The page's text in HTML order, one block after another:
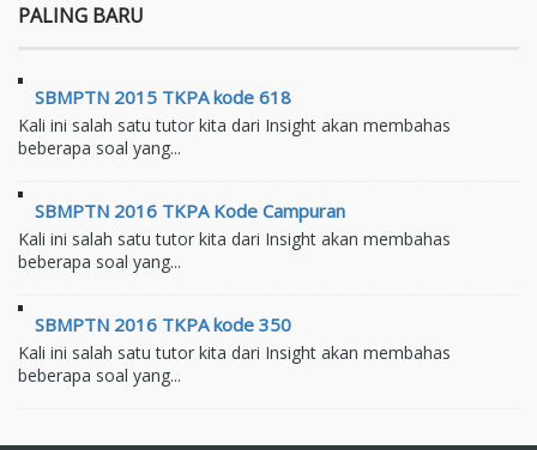
PALING BARU
SBMPTN 2015 TKPA kode 618
Kali ini salah satu tutor kita dari Insight akan membahas
beberapa soal yang...
SBMPTN 2016 TKPA Kode Campuran
Kali ini salah satu tutor kita dari Insight akan membahas
beberapa soal yang...
SBMPTN 2016 TKPA kode 350
Kali ini salah satu tutor kita dari Insight akan membahas
beberapa soal yang...